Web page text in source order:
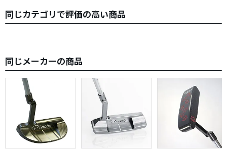
プラインが太くて、丸みがあります。コットンウッド2はト
なのはフェースにあるマーク…これは色抜きしたいです
ね…ヘッド重量は365gがベストです。
同じカテゴリで評価の高い商品
同じメーカーの商品